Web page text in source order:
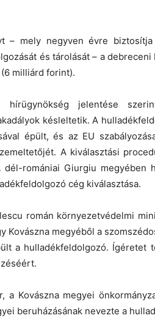
– mely negyven évre
és tárolását – a
milliárd forint).
hírügynökség jelentése
késleltetik. A
épült, és az EU
A kiválasztási
dél-romániai Giurgiu megyében
cég kiválasztása.
román környezetvédelmi
Kovászna megyéből a
a hulladékfeldolgozó. Ígéretet
a Kovászna megyei
beruházásának nevezte a